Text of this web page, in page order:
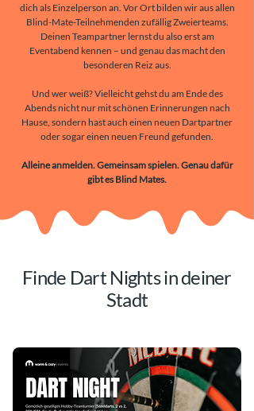
dich als Einzelperson an. Vor Ort bilden wir aus allen
Blind-Mate-Teilnehmenden zufällig Zweierteams.
Deinen Teampartner lernst du also erst am
Eventabend kennen – und genau das macht den
besonderen Reiz aus.
Und wer weiß? Vielleicht gehst du am Ende des
Abends nicht nur mit schönen Erinnerungen nach
Hause, sondern hast auch einen neuen Dartpartner
oder sogar einen neuen Freund gefunden.
Alleine anmelden. Gemeinsam spielen. Genau dafür
gibt es Blind Mates.
Finde Dart Nights in deiner
Stadt